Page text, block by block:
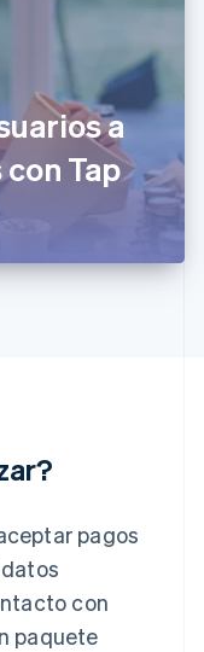
a
Tap
pagos
con
paquete